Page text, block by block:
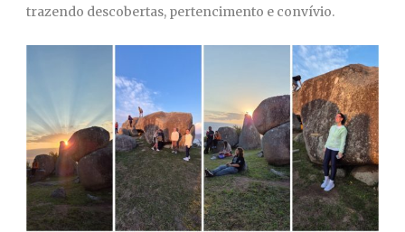
trazendo descobertas, pertencimento e convívio.